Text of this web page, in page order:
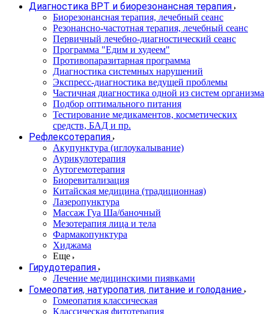
Диагностика ВРТ и биорезонансная терапия
Биорезонансная терапия, лечебный сеанс
Резонансно-частотная терапия, лечебный сеанс
Первичный лечебно-диагностический сеанс
Программа "Едим и худеем"
Противопаразитарная программа
Диагностика системных нарушений
Экспресс-диагностика ведущей проблемы
Частичная диагностика одной из систем организма
Подбор оптимального питания
Тестирование медикаментов, косметических
средств, БАД и пр.
Рефлексотерапия
Акупунктура (иглоукалывание)
Аурикулотерапия
Аутогемотерапия
Биоревитализация
Китайская медицина (традиционная)
Лазеропунктура
Массаж Гуа Ша/баночный
Мезотерапия лица и тела
Фармакопунктура
Хиджама
Еще
Гирудотерапия
Лечение медицинскими пиявками
Гомеопатия, натуропатия, питание и голодание
Гомеопатия классическая
Классическая фитотерапия